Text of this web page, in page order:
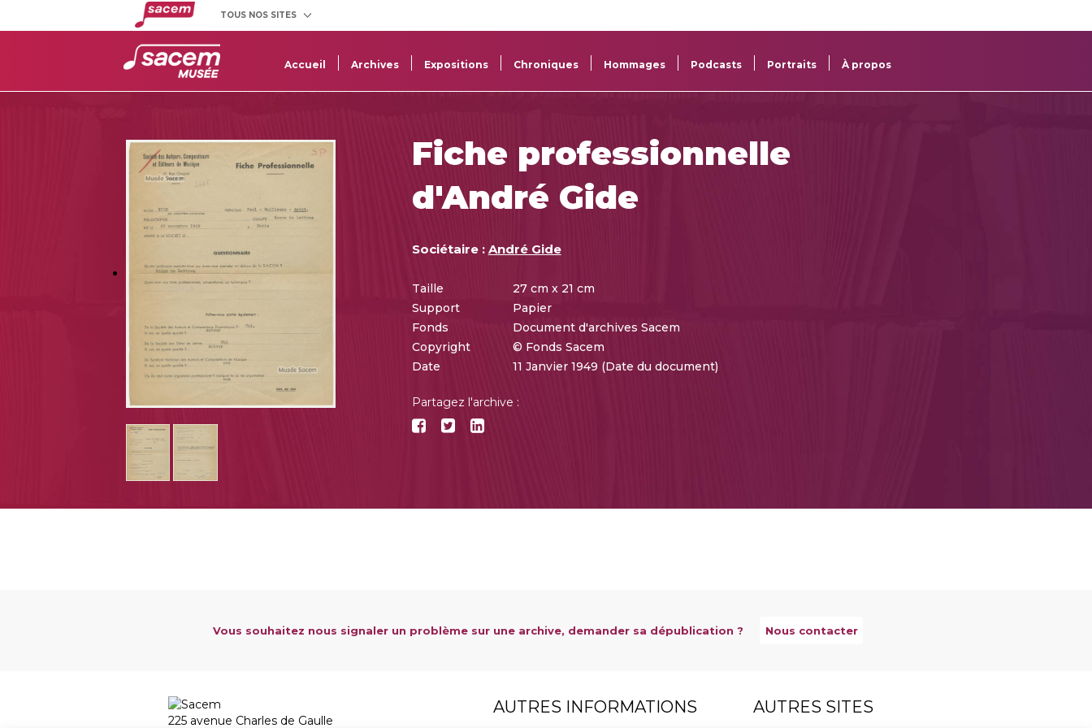
TOUS NOS SITES
Créateurs
et éditeurs
utilisateurs
Sacem
projets
Sacem
des œuvres
Accueil Archives Expositions Chroniques Hommages Podcasts Portraits À propos
Fiche professionnelle
d'André Gide
Sociétaire : André Gide
Taille
27 cm x 21 cm
Support
Papier
Fonds
Document d'archives Sacem
Copyright
© Fonds Sacem
Date
11 Janvier 1949 (Date du document)
Partagez l'archive :
Vous souhaitez nous signaler un problème sur une archive, demander sa dépublication ? Nous contacter
225 avenue Charles de Gaulle
AUTRES INFORMATIONS AUTRES SITES